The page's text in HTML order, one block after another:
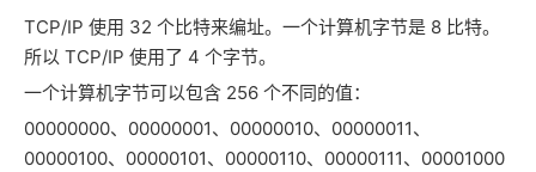
TCP/IP 使用 32 个比特来编址。一个计算机字节是 8 比特。
所以 TCP/IP 使用了 4 个字节。
一个计算机字节可以包含 256 个不同的值：
00000000、00000001、00000010、00000011、
00000100、00000101、00000110、00000111、00001000